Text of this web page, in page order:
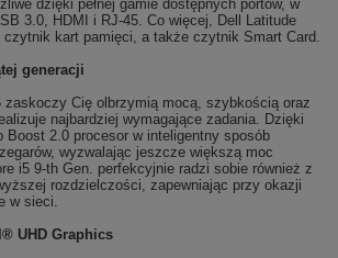
dzięki pełnej gamie dostępnych portów, w
3.0, HDMI i RJ-45. Co więcej, Dell Latitude
czytnik kart pamięci, a także czytnik Smart Card.
generacji
zaskoczy Cię olbrzymią mocą, szybkością oraz
najbardziej wymagające zadania. Dzięki
Boost 2.0 procesor w inteligentny sposób
wyzwalając jeszcze większą moc
i5 9-th Gen. perfekcyjnie radzi sobie również z
rozdzielczości, zapewniając przy okazji
w sieci.
UHD Graphics